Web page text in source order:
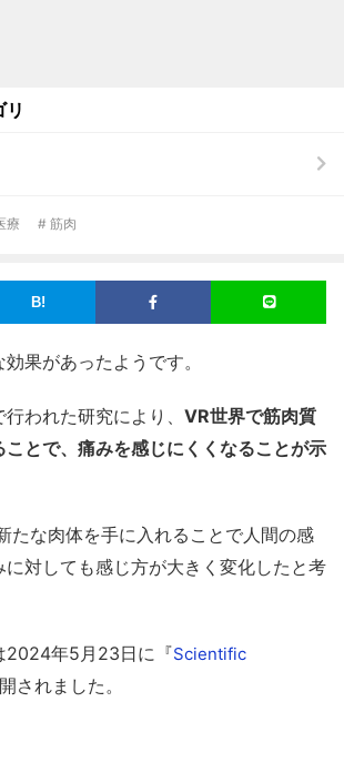
リ
療 # 筋肉
果があったようです。
われた研究により、 VR世界で筋肉質
とで、痛みを感じにくくなることが示
たな肉体を手に入れることで人間の感
対しても感じ方が大きく変化したと考
2024年5月23日に『Scientific
されました。